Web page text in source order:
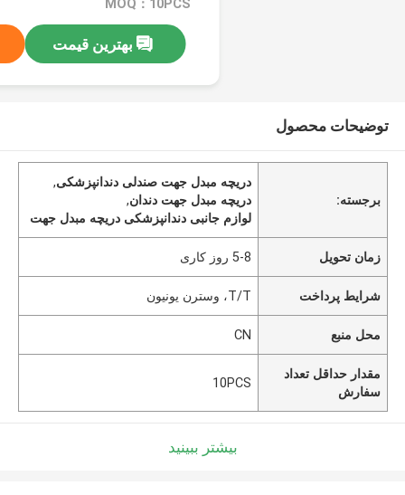
MOQ：10PCS
بهترین قیمت
توضیحات محصول
برجسته:
دریچه مبدل جهت صندلی دندانپزشکی,
دریچه مبدل جهت دندان,
لوازم جانبی دندانپزشکی دریچه مبدل جهت
زمان تحویل 5-8 روز کاری
شرایط پرداخت T/T، وسترن یونیون
محل منبع CN
مقدار حداقل تعداد
سفارش
10PCS
بیشتر ببینید